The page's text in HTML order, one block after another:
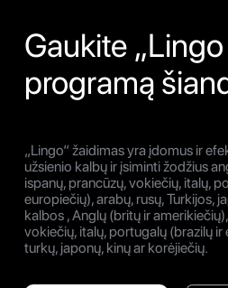
Gaukite
programą
„Lingo“ žaidimas yra įdomus ir
užsienio kalbų ir įsiminti žodžius
ispanų, prancūzų, vokiečių, italų,
europiečių), arabų, rusų, Turkijos,
kalbos , Anglų (britų ir
vokiečių, italų, portugalų (brazilų ir
turkų, japonų, kinų ar korėjiečių.